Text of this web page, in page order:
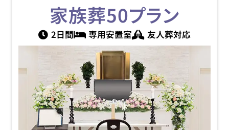
家族葬50プラン
2日間 専用安置室 友人葬対応